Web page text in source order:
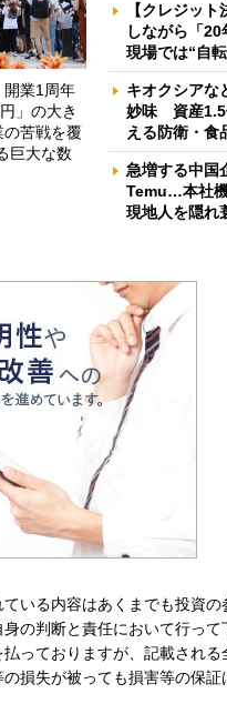
開業1周年
」の大き
苦戦を覆
巨大な数
【クレジッ
しながら「
現場では“自
キオクシアな
妙味 資産1.5
える防衛・食
急増する中国
Temu…本社
現地人を隠れ
いる内容はあくまでも投資
の判断と責任において行っ
っておりますが、記載され
損失が被っても損害等の保